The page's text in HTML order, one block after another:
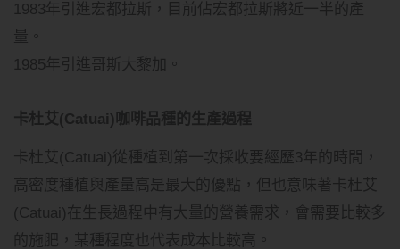
1983年引進宏都拉斯，目前佔宏都拉斯將近一半的產
量。
1985年引進哥斯大黎加。
卡杜艾(Catuai)咖啡品種的生產過程
卡杜艾(Catuai)從種植到第一次採收要經歷3年的時間，
高密度種植與產量高是最大的優點，但也意味著卡杜艾
(Catuai)在生長過程中有大量的營養需求，會需要比較多
的施肥，某種程度也代表成本比較高。